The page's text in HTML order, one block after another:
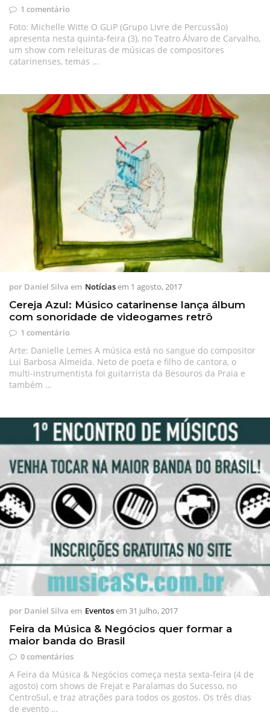
1 comentário
Foto: Michelle Witte O GLiP (Grupo Livre de Percussão)
apresenta nesta quinta-feira (3), no Teatro Álvaro de Carvalho,
um show com releituras de músicas de compositores
catarinenses, temas …
por Daniel Silva em Notíciasem 1 agosto, 2017
Cereja Azul: Músico catarinense lança álbum
com sonoridade de videogames retrô
1 comentário
Arte: Danielle Lemes A música está no sangue do compositor
Lui Barbosa Almeida. Neto de poeta e filho de cantora, o
multi-instrumentista foi guitarrista da Besouros da Praia e
também …
por Daniel Silva em Eventosem 31 julho, 2017
Feira da Música & Negócios quer formar a
maior banda do Brasil
0 comentários
A Feira da Música & Negócios começa nesta sexta-feira (4 de
agosto) com shows de Frejat e Paralamas do Sucesso, no
CentroSul, e traz atrações para todos os gostos. Os três dias
de evento …